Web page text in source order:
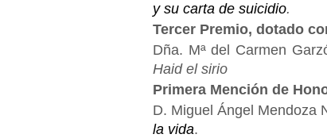
y su carta de suicidio.
Tercer Premio, dotado
Dña. Mª del Carmen
Haid el sirio
Primera Mención de
D. Miguel Ángel Mendoza
la vida.